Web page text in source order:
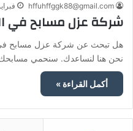
hffuhffggk88@gmail.com فبراير 5, 2025
شركة عزل مسابح في
هل تبحث عن شركة عزل مسابح في
نحن هنا لنساعدك. سنحمي
أكمل القراءة »